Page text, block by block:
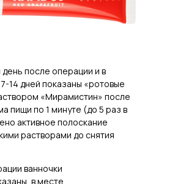
ванночки
в месте
после операции и в
14 дней показаны «ротовые
«Мирамистин» после
пищи по 1 минуте (до 5 раз в
активное полоскание
растворами до снятия